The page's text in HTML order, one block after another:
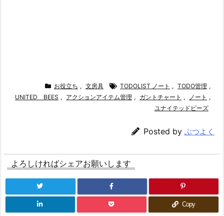
お役立ち , 文房具 TODOLIST ノート , TODO管理 ,
UNITED BEES , アクションアイテム管理 , ガントチャート , ノート ,
ユナイテッドビーズ
Posted by ぶつよく
よろしければシェアお願いします
Copy